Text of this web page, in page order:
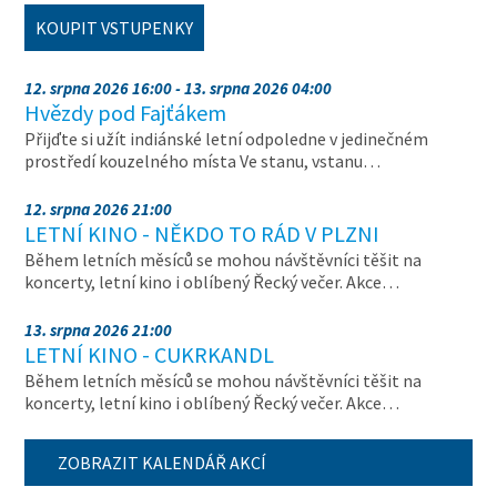
KOUPIT VSTUPENKY
12. srpna 2026 16:00 - 13. srpna 2026 04:00
Hvězdy pod Fajťákem
Přijďte si užít indiánské letní odpoledne v jedinečném
prostředí kouzelného místa Ve stanu, vstanu…
12. srpna 2026 21:00
LETNÍ KINO - NĚKDO TO RÁD V PLZNI
Během letních měsíců se mohou návštěvníci těšit na
koncerty, letní kino i oblíbený Řecký večer. Akce…
13. srpna 2026 21:00
LETNÍ KINO - CUKRKANDL
Během letních měsíců se mohou návštěvníci těšit na
koncerty, letní kino i oblíbený Řecký večer. Akce…
ZOBRAZIT KALENDÁŘ AKCÍ